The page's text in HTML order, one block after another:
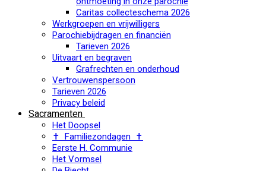
Caritas collecteschema 2026
Werkgroepen en vrijwilligers
Parochiebijdragen en financiën
Tarieven 2026
Uitvaart en begraven
Grafrechten en onderhoud
Vertrouwenspersoon
Tarieven 2026
Privacy beleid
Sacramenten
Het Doopsel
✝ Familiezondagen ✝
Eerste H. Communie
Het Vormsel